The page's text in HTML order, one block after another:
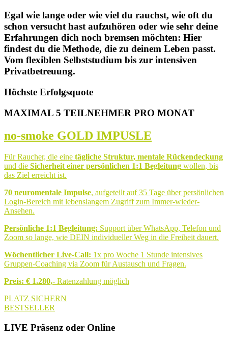
Egal wie lange oder wie viel du rauchst, wie oft du
schon versucht hast aufzuhören oder wie sehr deine
Erfahrungen dich noch bremsen möchten: Hier
findest du die Methode, die zu deinem Leben passt.
Vom flexiblen Selbststudium bis zur intensiven
Privatbetreuung.
Höchste Erfolgsquote
MAXIMAL 5 TEILNEHMER PRO MONAT
no-smoke GOLD IMPUSLE
Für Raucher, die eine tägliche Struktur, mentale Rückendeckung
und die Sicherheit einer persönlichen 1:1 Begleitung wollen, bis
das Ziel erreicht ist.
70 neuromentale Impulse, aufgeteilt auf 35 Tage über persönlichen
Login-Bereich mit lebenslangem Zugriff zum Immer-wieder-
Ansehen.
Persönliche 1:1 Begleitung: Support über WhatsApp, Telefon und
Zoom so lange, wie DEIN individueller Weg in die Freiheit dauert.
Wöchentlicher Live-Call: 1x pro Woche 1 Stunde intensives
Gruppen-Coaching via Zoom für Austausch und Fragen.
Preis: € 1.280,- Ratenzahlung möglich
PLATZ SICHERN
BESTSELLER
LIVE Präsenz oder Online